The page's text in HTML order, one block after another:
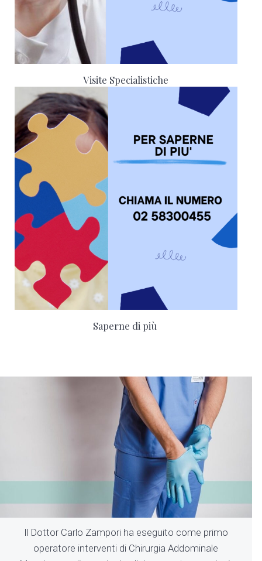
Visite Specialistiche
Saperne di più
Il Dottor Carlo Zampori ha eseguito come primo
operatore interventi di Chirurgia Addominale